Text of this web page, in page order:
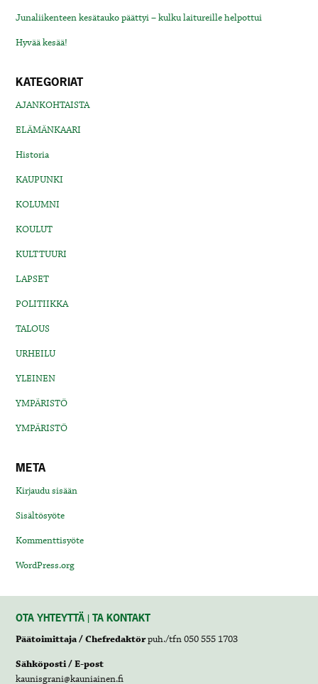
Junaliikenteen kesätauko päättyi – kulku laitureille helpottui
Hyvää kesää!
KATEGORIAT
AJANKOHTAISTA
ELÄMÄNKAARI
Historia
KAUPUNKI
KOLUMNI
KOULUT
KULTTUURI
LAPSET
POLITIIKKA
TALOUS
URHEILU
YLEINEN
YMPÄRISTÖ
YMPÄRISTÖ
META
Kirjaudu sisään
Sisältösyöte
Kommenttisyöte
WordPress.org
OTA YHTEYTTÄ | TA KONTAKT
Päätoimittaja / Chefredaktörpuh./tfn 050 555 1703
Sähköposti / E-post
kaunisgrani@kauniainen.fi